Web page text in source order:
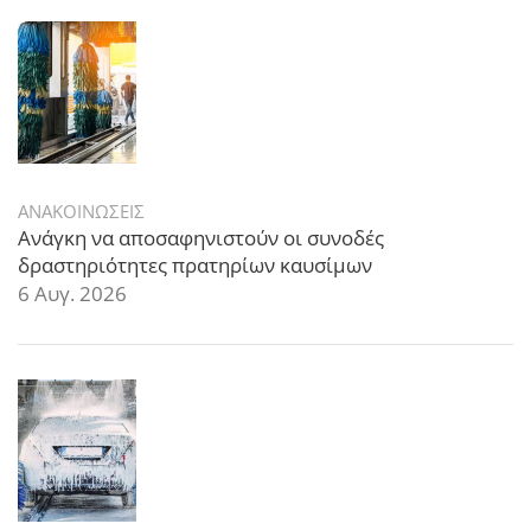
ΑΝΑΚΟΙΝΩΣΕΙΣ
Ανάγκη να αποσαφηνιστούν οι συνοδές
δραστηριότητες πρατηρίων καυσίμων
6 Αυγ. 2026